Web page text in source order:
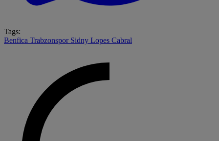
Tags:
Benfica Trabzonspor Sidny Lopes Cabral